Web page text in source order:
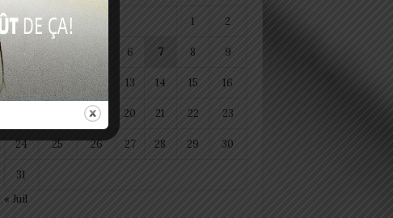
1 2
3 4 5 6 7 8 9
10 11 12 13 14 15 16
19 20 21 22 23
24 25 26 27 28 29 30
31
« Juil